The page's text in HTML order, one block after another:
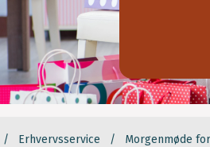
Erhvervsservice Morgenmøde